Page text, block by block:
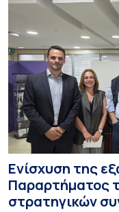
Ενίσχυση της
Παραρτήματος
στρατηγικών